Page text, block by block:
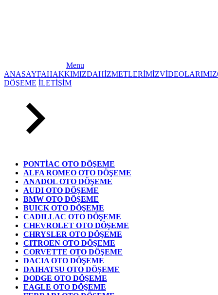
Menu
ANASAYFAHAKKIMIZDAHİZMETLERİMİZVİDEOLARIMIZ
DÖŞEME İLETİŞİM
PONTİAC OTO DÖŞEME
ALFA ROMEO OTO DÖŞEME
ANADOL OTO DÖŞEME
AUDI OTO DÖŞEME
BMW OTO DÖŞEME
BUICK OTO DÖŞEME
CADILLAC OTO DÖŞEME
CHEVROLET OTO DÖŞEME
CHRYSLER OTO DÖŞEME
CITROEN OTO DÖŞEME
CORVETTE OTO DÖŞEME
DACIA OTO DÖŞEME
DAIHATSU OTO DÖŞEME
DODGE OTO DÖŞEME
EAGLE OTO DÖŞEME